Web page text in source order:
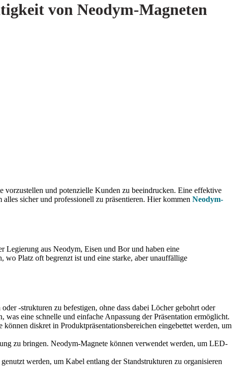
von Neodym-Magneten
vorzustellen und potenzielle Kunden zu beeindrucken. Eine effektive
sicher und professionell zu präsentieren. Hier kommen Neodym-
Legierung aus Neodym, Eisen und Bor und haben eine
wo Platz oft begrenzt ist und eine starke, aber unauffällige
-strukturen zu befestigen, ohne dass dabei Löcher gebohrt oder
eine schnelle und einfache Anpassung der Präsentation ermöglicht.
diskret in Produktpräsentationsbereichen eingebettet werden, um
zu bringen. Neodym-Magnete können verwendet werden, um LED-
werden, um Kabel entlang der Standstrukturen zu organisieren